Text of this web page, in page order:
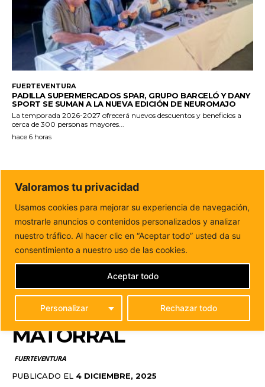
FUERTEVENTURA
PADILLA SUPERMERCADOS SPAR, GRUPO BARCELÓ Y DANY
SPORT SE SUMAN A LA NUEVA EDICIÓN DE NEUROMAJO
La temporada 2026-2027 ofrecerá nuevos descuentos y beneficios a
cerca de 300 personas mayores...
hace 6 horas